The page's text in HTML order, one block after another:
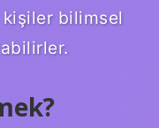
kişiler bilimsel